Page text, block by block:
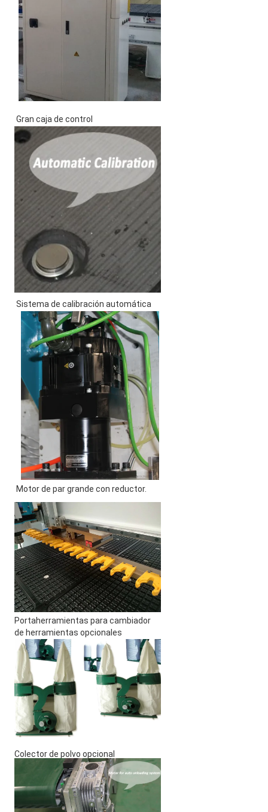
Gran caja de control
Sistema de calibración automática
Motor de par grande con reductor.
Portaherramientas para cambiador
de herramientas opcionales
Colector de polvo opcional